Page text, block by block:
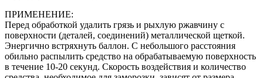
ПРИМЕНЕНИЕ:
Перед обработкой удалить грязь и рыхлую ржавчину с
поверхности (деталей, соединений) металлической щеткой.
Энергично встряхнуть баллон. С небольшого расстояния
обильно распылить средство на обрабатываемую поверхность
в течение 10-20 секунд. Скорость воздействия и количество